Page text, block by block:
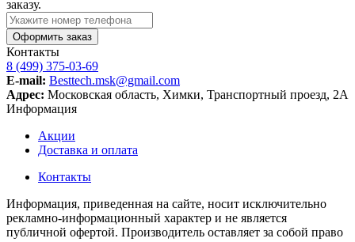
заказу.
Оформить заказ
Контакты
8 (499) 375-03-69
E-mail: Besttech.msk@gmail.com
Адрес: Московская область, Химки, Транспортный проезд, 2А
Информация
Акции
Доставка и оплата
Контакты
Информация, приведенная на сайте, носит исключительно
рекламно-информационный характер и не является
публичной офертой. Производитель оставляет за собой право